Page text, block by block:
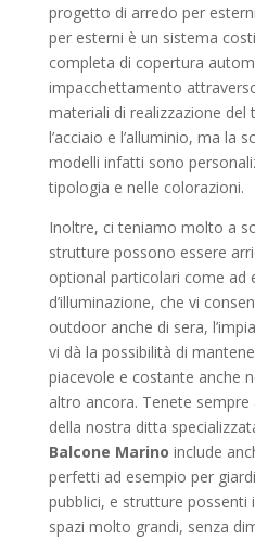
progetto di arredo per
per esterni è un sistema
completa di copertura
impacchettamento
materiali di realizzazione del
l’acciaio e l’alluminio, ma la
modelli infatti sono
tipologia e nelle colorazioni.
Inoltre, ci teniamo molto a
strutture possono essere
optional particolari come ad
d’illuminazione, che vi
outdoor anche di sera,
vi dà la possibilità di
piacevole e costante anche
altro ancora. Tenete
della nostra ditta
Balcone Marino include
perfetti ad esempio per
pubblici, e strutture possenti
spazi molto grandi, senza